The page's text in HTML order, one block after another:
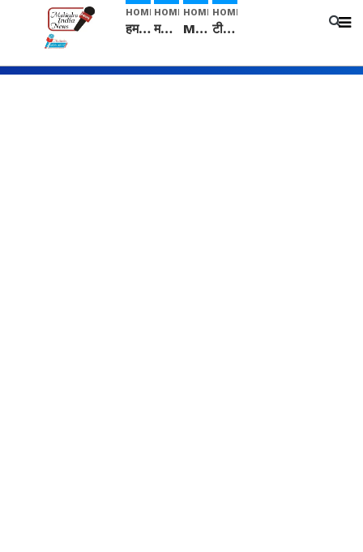
HOME
हम सनातनी..." सांसद kangana Ranaut से क्या बोली लड़की? Viral Jantar-Mantar | CJP protest
HOME
मनीषा हत्याकांड: हत्या, आत्महत्या या कोई बड़ा राज? | Full Story | Josh Haryana
HOME
Mangalsutra: हिंदू धर्म में शादी के बाद मंगलसूत्र क्यों पहनती है महिलाएं, किसने शुरु की ये परंपरा
HOME
टीम बीकेई ने एग्रीकल्चर ग्रेड की यूरिया खाद गट्टों में बदलकर टेक्निकल ग्रेड में बेचने वालों पर करवाई कार्रवाई: लखविंदर सिंह औलख